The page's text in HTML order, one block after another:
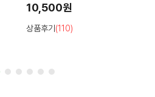
8,500원
상품후기 (21)